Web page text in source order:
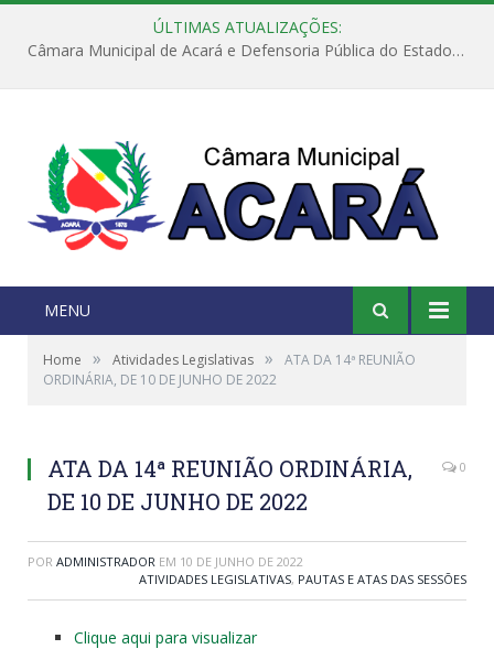
ÚLTIMAS ATUALIZAÇÕES:
Câmara Municipal de Acará e Defensoria Pública do Estado, promovem Ação Balcão de Direitos
MENU
Home » Atividades Legislativas »
ATA DA 14ª REUNIÃO
ORDINÁRIA, DE 10 DE JUNHO DE 2022
ATA DA 14ª REUNIÃO ORDINÁRIA,
DE 10 DE JUNHO DE 2022
0
POR ADMINISTRADOR EM 10 DE JUNHO DE 2022
ATIVIDADES LEGISLATIVAS, PAUTAS E ATAS DAS SESSÕES
Clique aqui para visualizar